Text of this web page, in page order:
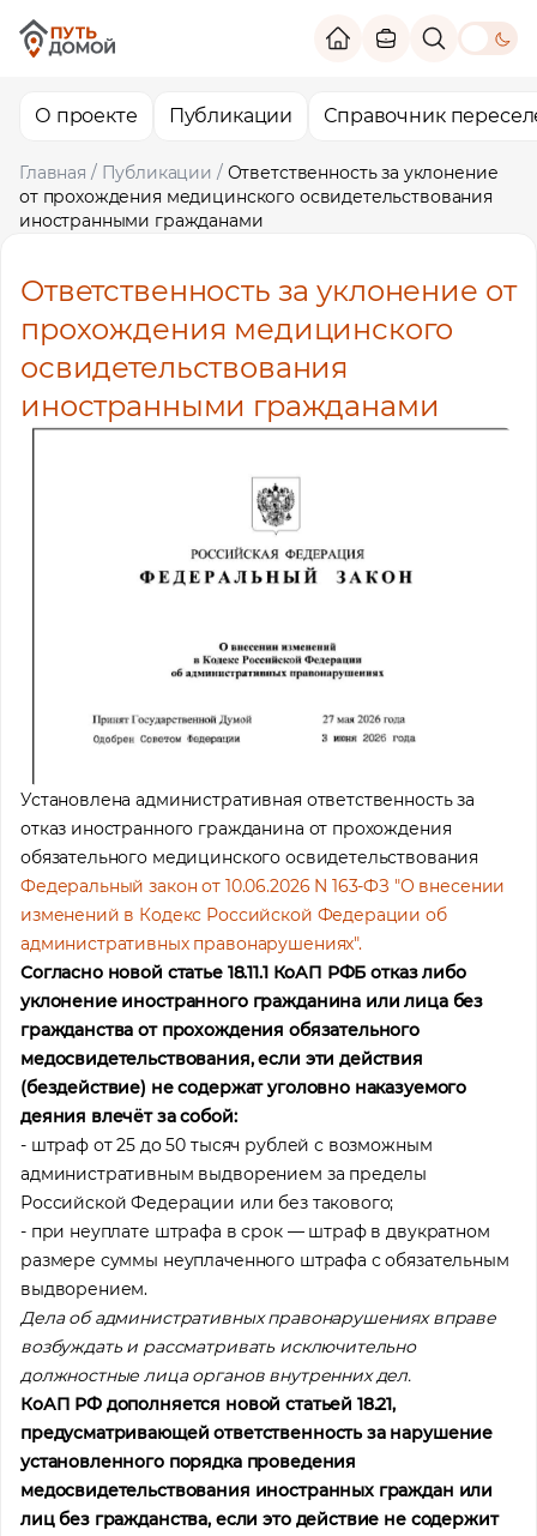
theme
О проекте Публикации Справочник
Главная / Публикации / Ответственность за уклонение
от прохождения медицинского освидетельствования
иностранными гражданами
Ответственность за уклонение от
прохождения медицинского
освидетельствования
иностранными гражданами
Установлена административная ответственность за
отказ иностранного гражданина от прохождения
обязательного медицинского освидетельствования
Федеральный закон от 10.06.2026 N 163-ФЗ "О внесении
изменений в Кодекс Российской Федерации об
административных правонарушениях".
Согласно новой статье 18.11.1 КоАП РФБ отказ либо
уклонение иностранного гражданина или лица без
гражданства от прохождения обязательного
медосвидетельствования, если эти действия
(бездействие) не содержат уголовно наказуемого
деяния влечёт за собой:
- штраф от 25 до 50 тысяч рублей с возможным
административным выдворением за пределы
Российской Федерации или без такового;
- при неуплате штрафа в срок — штраф в двукратном
размере суммы неуплаченного штрафа с обязательным
выдворением.
Дела об административных правонарушениях вправе
возбуждать и рассматривать исключительно
должностные лица органов внутренних дел.
КоАП РФ дополняется новой статьей 18.21,
предусматривающей ответственность за нарушение
установленного порядка проведения
медосвидетельствования иностранных граждан или
лиц без гражданства, если это действие не содержит